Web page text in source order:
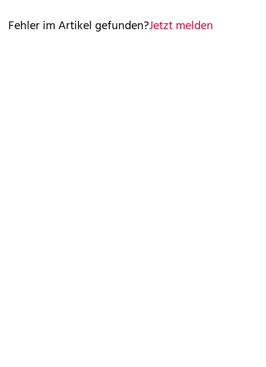
Fehler im Artikel gefunden?Jetzt melden